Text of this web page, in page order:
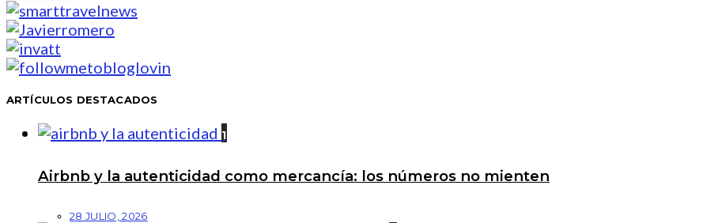
ARTÍCULOS DESTACADOS
1
Airbnb y la autenticidad como mercancía: los números no mienten
28 JULIO, 2026